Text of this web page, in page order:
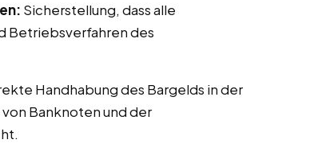
Sicherstellung, dass alle
Betriebsverfahren des
Handhabung des Bargelds in der
Banknoten und der